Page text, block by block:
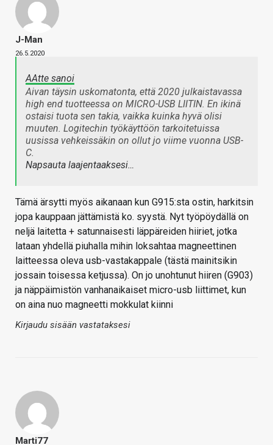
J-Man
26.5.2020
AAtte sanoi
Aivan täysin uskomatonta, että 2020 julkaistavassa
high end tuotteessa on MICRO-USB LIITIN. En ikinä
ostaisi tuota sen takia, vaikka kuinka hyvä olisi
muuten. Logitechin työkäyttöön tarkoitetuissa
uusissa vehkeissäkin on ollut jo viime vuonna USB-
C.
Napsauta laajentaaksesi…
Tämä ärsytti myös aikanaan kun G915:sta ostin, harkitsin
jopa kauppaan jättämistä ko. syystä. Nyt työpöydällä on
neljä laitetta + satunnaisesti läppäreiden hiiriet, jotka
lataan yhdellä piuhalla mihin loksahtaa magneettinen
laitteessa oleva usb-vastakappale (tästä mainitsikin
jossain toisessa ketjussa). On jo unohtunut hiiren (G903)
ja näppäimistön vanhanaikaiset micro-usb liittimet, kun
on aina nuo magneetti mokkulat kiinni
Kirjaudu sisään vastataksesi
Marti77